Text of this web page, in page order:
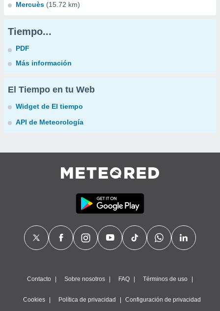
Mercuès (15.72 km)
Tiempo...
PDF
Más información
El Tiempo en tu Web
Widget de El tiempo
API de Meteorología
Contacto Sobre nosotros FAQ Términos de uso
Cookies Política de privacidad Configuración de privacidad